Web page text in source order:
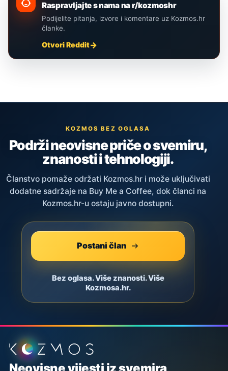
Raspravljajte s nama na r/kozmoshr
Podijelite pitanja, izvore i komentare uz Kozmos.hr
članke.
Otvori Reddit
KOZMOS BEZ OGLASA
Podrži neovisne priče o svemiru,
znanosti i tehnologiji.
Članstvo pomaže održati Kozmos.hr i može uključivati
dodatne sadržaje na Buy Me a Coffee, dok članci na
Kozmos.hr-u ostaju javno dostupni.
Postani član
Bez oglasa. Više znanosti. Više
Kozmosa.hr.
Podnožje stranice